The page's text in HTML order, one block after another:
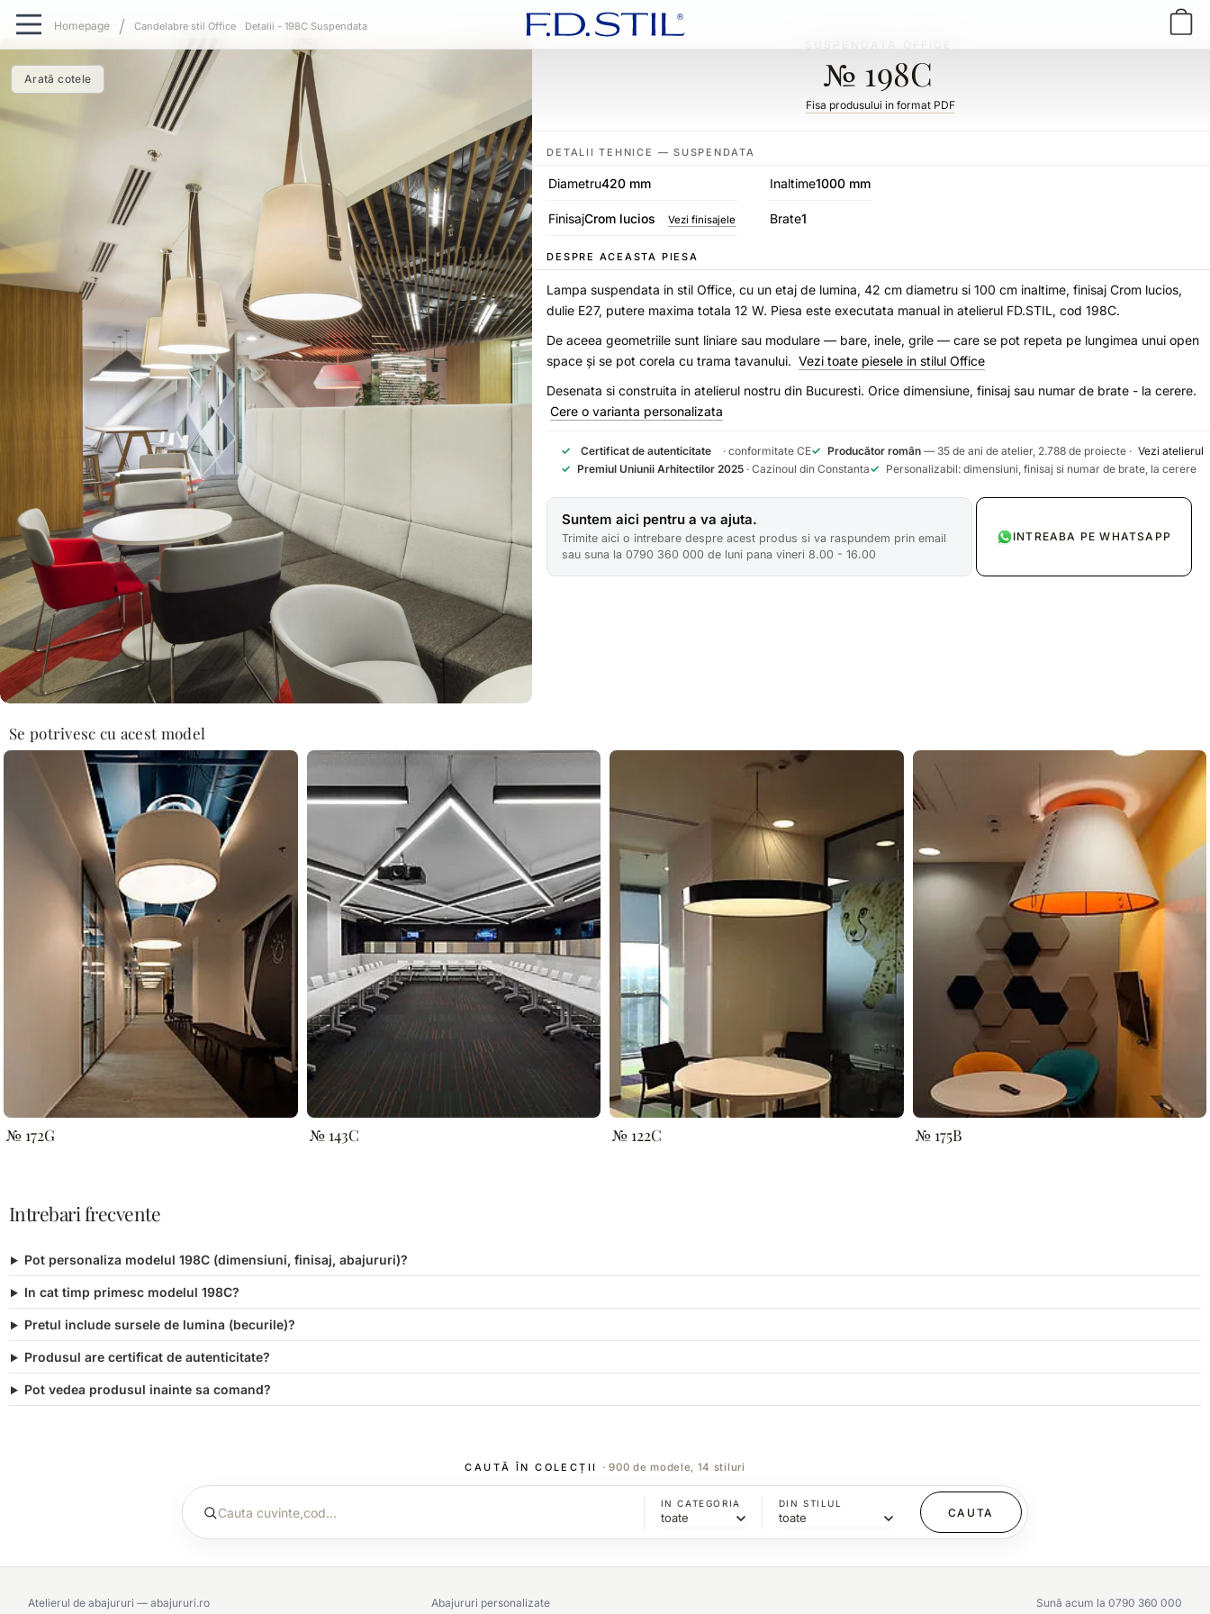
Candelabre stil Office Detalii - 198C Suspendata
Arată cotele № 198C
Fisa produsului in format PDF
DETALII TEHNICE — SUSPENDATA
Diametru420 mm Inaltime1000 mm
FinisajCrom lucios Vezi finisajele Brate1
DESPRE ACEASTA PIESA
Lampa suspendata in stil Office, cu un etaj de lumina, 42 cm diametru si 100 cm inaltime, finisaj Crom lucios,
dulie E27, putere maxima totala 12 W. Piesa este executata manual in atelierul FD.STIL, cod 198C.
De aceea geometriile sunt liniare sau modulare — bare, inele, grile — care se pot repeta pe lungimea unui open
space și se pot corela cu trama tavanului. Vezi toate piesele in stilul Office
Desenata si construita in atelierul nostru din Bucuresti. Orice dimensiune, finisaj sau numar de brate - la cerere.
Cere o varianta personalizata
✓ Certificat de autenticitate · conformitate CE✓ Producător român — 35 de ani de atelier, 2.788 de proiecte · Vezi atelierul
✓ Premiul Uniunii Arhitectilor 2025 · Cazinoul din Constanta✓ Personalizabil: dimensiuni, finisaj si numar de brate, la cerere
Suntem aici pentru a va ajuta.
Trimite aici o intrebare despre acest produs si va raspundem prin email
sau suna la 0790 360 000 de luni pana vineri 8.00 - 16.00
INTREABA PE WHATSAPP
Se potrivesc cu acest model
№ 172G № 143C № 122C № 175B
Intrebari frecvente
Pot personaliza modelul 198C (dimensiuni, finisaj, abajururi)?
In cat timp primesc modelul 198C?
Pretul include sursele de lumina (becurile)?
Produsul are certificat de autenticitate?
Pot vedea produsul inainte sa comand?
CAUTĂ ÎN COLECȚII · 900 de modele, 14 stiluri
IN CATEGORIA DIN STILUL
Atelierul de abajururi — abajururi.ro Abajururi personalizate Sună acum la 0790 360 000